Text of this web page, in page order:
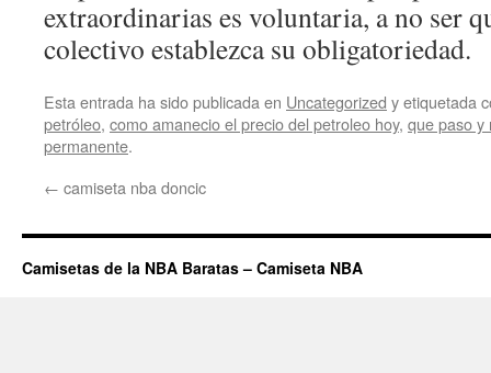
extraordinarias es voluntaria, a no ser
colectivo establezca su obligatoriedad.
Esta entrada ha sido publicada en Uncategorized y etiquetada
petróleo, como amanecio el precio del petroleo hoy, que paso y
permanente.
← camiseta nba doncic
Camisetas de la NBA Baratas – Camiseta NBA